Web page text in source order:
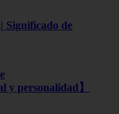
Significado de
y personalidad】